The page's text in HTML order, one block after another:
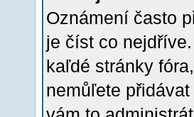
Oznámení často
je číst co
kaľdé stránky
nemůľete